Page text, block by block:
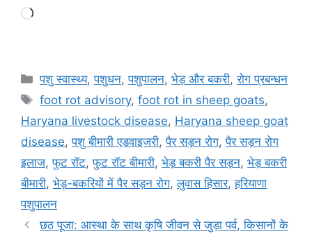
पशु स्वास्थ्य,पशुधन,पशुपालन,भेड़ और बकरी,रोग प्रबन्धन
foot rot advisory,foot rot in sheep goats,
Haryana livestock disease, Haryana sheep goat
disease,पशु बीमारी एडवाइजरी,पैर सड़न रोग,पैर सड़न रोग
इलाज,फुट रॉट,फुट रॉट बीमारी, भेड़ बकरी पैर सड़न, भेड़ बकरी
बीमारी, भेड़-बकरियों में पैर सड़न रोग,लुवास हिसार,हरियाणा
पशुपालन
छठ पूजा: आस्था के साथ कृषि जीवन से जुड़ा पर्व, किसानों के